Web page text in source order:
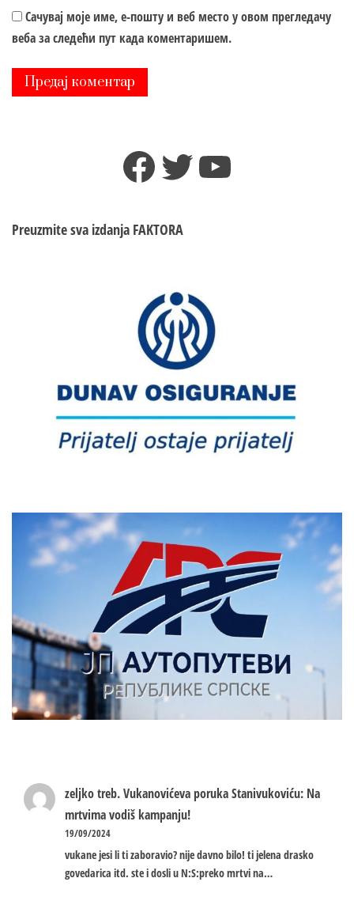
Сачувај моје име, е-пошту и веб место у овом прегледачу
веба за следећи пут када коментаришем.
Facebook
TwitterYouTube
Preuzmite sva izdanja FAKTORA
zeljko treb.Vukanovićeva poruka Stanivukoviću: Na
mrtvima vodiš kampanju!
19/09/2024
vukane jesi li ti zaboravio? nije davno bilo! ti jelena drasko
govedarica itd. ste i dosli u N:S:preko mrtvi na…